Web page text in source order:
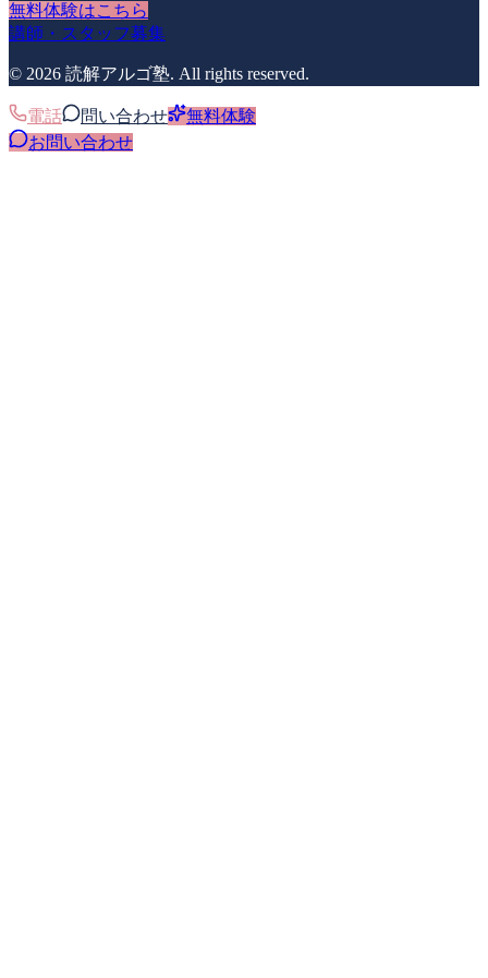
無料体験はこちら
講師・スタッフ募集
© 2026 読解アルゴ塾. All rights reserved.
電話 問い合わせ
無料体験
お問い合わせ